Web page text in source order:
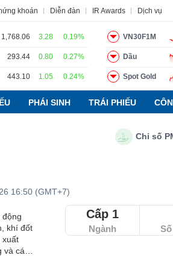
khoán Diễn đàn IR Awards Dịch vụ
1,768.06 3.28 0.19%
293.44 0.80 0.27%
443.10 1.05 0.24%
VN30F1M
Dầu
Spot Gold
PHÁI SINH TRÁI PHIẾU
Chỉ số PMI
16:50 (GMT+7)
động
khí đốt
xuất
các
từ
Cấp 1
Ngành
Báo cáo phân tích